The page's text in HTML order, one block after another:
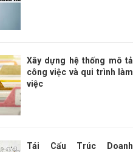
Xây dựng hệ thống mô tả
công việc và qui trình làm
việc
Tái Cấu Trúc Doanh